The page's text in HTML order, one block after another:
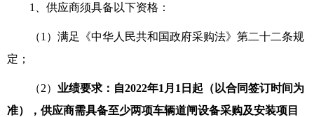
1、供应商须具备以下资格：
（1）满足《中华人民共和国政府采购法》第二十二条规
定；
（2） 业绩要求：自2022年1月1日起（以合同签订时间为
准）
， 供应商需具备至少两项车辆道闸设备采购及安装项目